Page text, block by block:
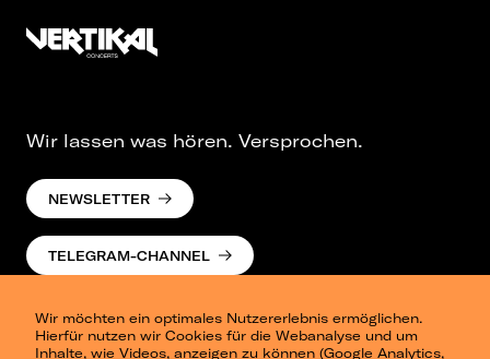
Wir möchten ein optimales Nutzererlebnis ermöglichen.
Hierfür nutzen wir Cookies für die Webanalyse und um
Inhalte, wie Videos, anzeigen zu können (Google Analytics,
Wir lassen was hören. Versprochen.
NEWSLETTER
TELEGRAM-CHANNEL